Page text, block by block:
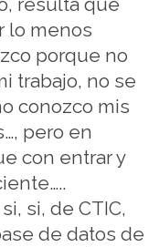
lo menos
porque no
trabajo, no se
conozco mis
pero en
con entrar y
si, de CTIC,
de datos de